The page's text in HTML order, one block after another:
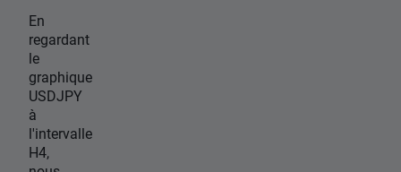
En
regardant
le
graphique
USDJPY
à
l'intervalle
H4,